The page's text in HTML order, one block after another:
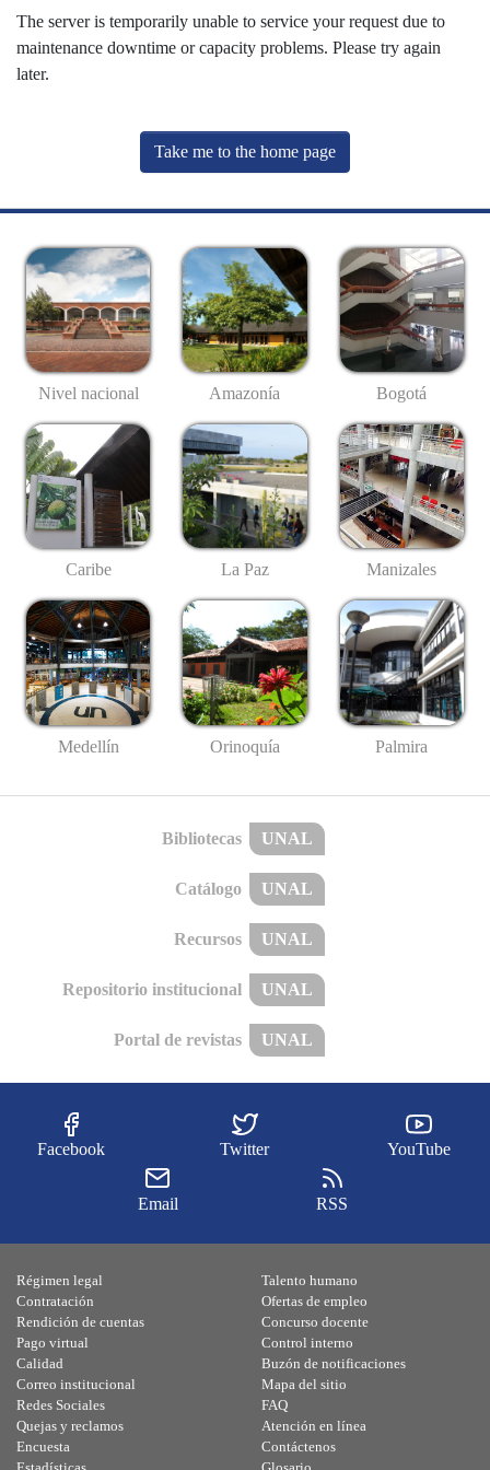
The server is temporarily unable to service your request due to
maintenance downtime or capacity problems. Please try again
later.
Take me to the home page
Nivel nacional Amazonía Bogotá
Caribe La Paz Manizales
Medellín Orinoquía Palmira
Bibliotecas UNAL
Catálogo UNAL
Recursos UNAL
Repositorio institucional UNAL
Portal de revistas UNAL
Facebook Twitter YouTube
Email RSS
Régimen legal
Contratación
Rendición de cuentas
Pago virtual
Calidad
Talento humano
Ofertas de empleo
Concurso docente
Control interno
Buzón de notificaciones
Correo institucional
Redes Sociales
Quejas y reclamos
Encuesta
Mapa del sitio
FAQ
Atención en línea
Contáctenos